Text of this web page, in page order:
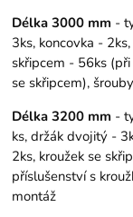
Délka 3000 mm -
3ks, koncovka -
skřipcem - 56ks
se skřipcem),
Délka 3200 mm -
ks, držák dvojitý -
2ks, kroužek se
příslušenství s
montáž